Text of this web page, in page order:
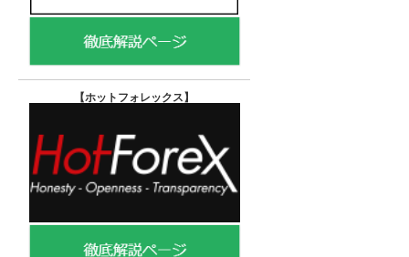
【ホットフォレックス】